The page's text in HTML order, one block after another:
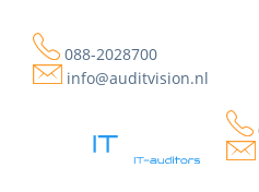
088-2028700
info@auditvision.nl